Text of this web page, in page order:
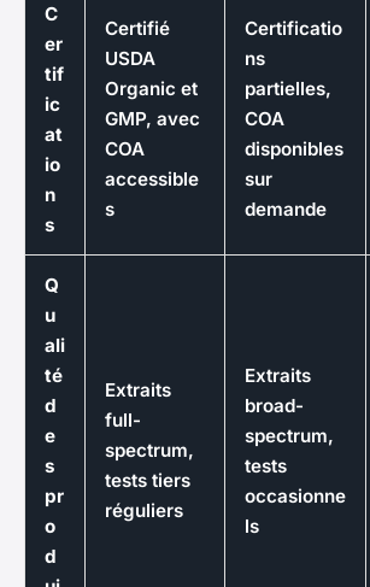
C
er
tif
ic
at
io
n
s
Certifié
USDA
Organic et
GMP, avec
COA
accessible
s
Certificatio
ns
partielles,
COA
disponibles
sur
demande
Q
u
ali
té
d
e
s
pr
o
d
Extraits
full-
spectrum,
tests tiers
réguliers
Extraits
broad-
spectrum,
tests
occasionne
ls